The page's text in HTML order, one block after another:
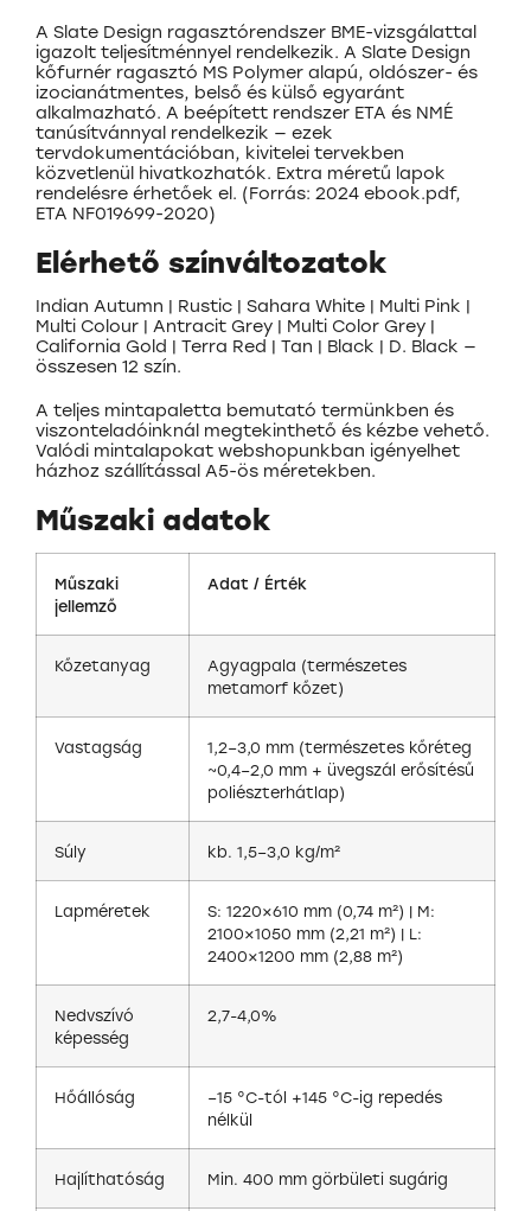
A Slate Design ragasztórendszer BME-vizsgálattal
igazolt teljesítménnyel rendelkezik. A Slate Design
kőfurnér ragasztó MS Polymer alapú, oldószer- és
izocianátmentes, belső és külső egyaránt
alkalmazható. A beépített rendszer ETA és NMÉ
tanúsítvánnyal rendelkezik — ezek
tervdokumentációban, kivitelei tervekben
közvetlenül hivatkozhatók. Extra méretű lapok
rendelésre érhetőek el. (Forrás: 2024 ebook.pdf,
ETA NF019699-2020)
Elérhető színváltozatok
Indian Autumn | Rustic | Sahara White | Multi Pink |
Multi Colour | Antracit Grey | Multi Color Grey |
California Gold | Terra Red | Tan | Black | D. Black —
összesen 12 szín.
A teljes mintapaletta bemutató termünkben és
viszonteladóinknál megtekinthető és kézbe vehető.
Valódi mintalapokat webshopunkban igényelhet
házhoz szállítással A5-ös méretekben.
Műszaki adatok
Műszaki
jellemző
Adat / Érték
Kőzetanyag
Agyagpala (természetes
metamorf kőzet)
Vastagság
1,2–3,0 mm (természetes kőréteg
~0,4–2,0 mm + üvegszál erősítésű
poliészterhátlap)
Súly kb. 1,5–3,0 kg/m²
Lapméretek
S: 1220×610 mm (0,74 m²) | M:
2100×1050 mm (2,21 m²) | L:
2400×1200 mm (2,88 m²)
Nedvszívó
képesség
2,7-4,0%
Hőállóság
–15 °C-tól +145 °C-ig repedés
nélkül
Hajlíthatóság Min. 400 mm görbületi sugárig